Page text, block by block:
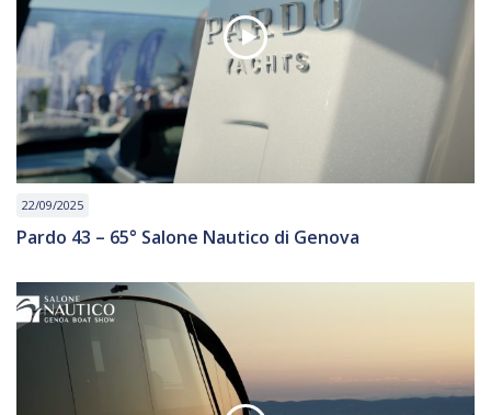
22/09/2025
Pardo 43 – 65° Salone Nautico di Genova